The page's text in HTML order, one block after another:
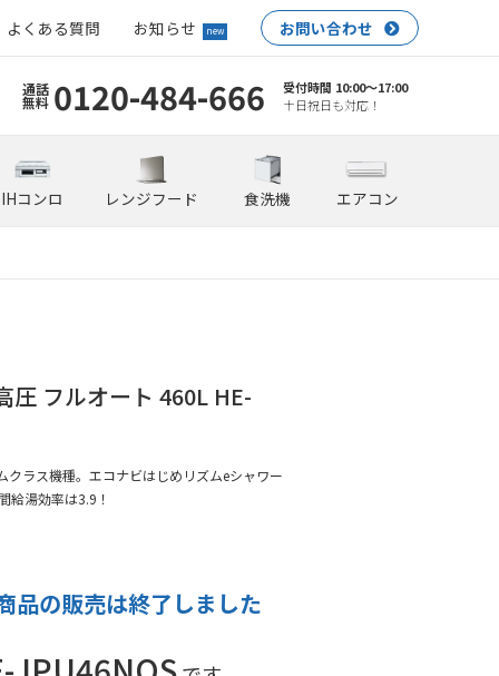
よくある質問 お知らせ new お問い合わせ
通話
無料 0120-484-666
受付時間 10:00〜17:00
土日祝日も対応！
IHコンロ レンジフード 食洗機 エアコン
圧 フルオート 460L HE-
クラス機種。エコナビはじめリズムeシャワー
給湯効率は3.9！
品の販売は終了しました